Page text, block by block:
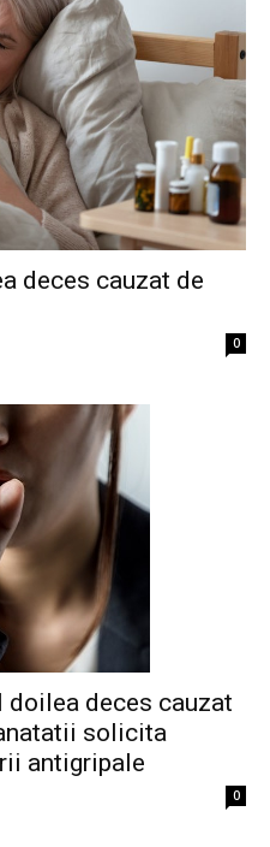
deces cauzat de
0
deces cauzat
solicita
antigripale
0